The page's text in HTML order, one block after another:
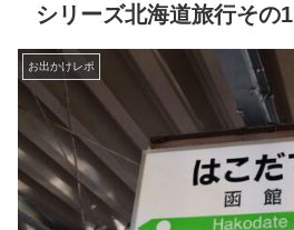
シリーズ北海道旅行その1
お出かけレポ